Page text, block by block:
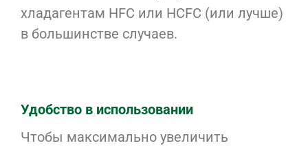
хладагентам HFC или HCFC (или лучше)
в большинстве случаев.
Удобство в использовании
Чтобы максимально увеличить